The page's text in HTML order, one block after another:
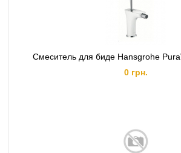
Смеситель для биде Hansgrohe
0 грн.